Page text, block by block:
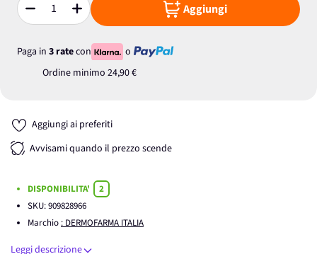
Quantità Aggiungi
Paga in 3 ratecon
o
Ordine minimo 24,90 €
Aggiungi ai preferiti
Avvisami quando il prezzo scende
DISPONIBILITA'
2
SKU:909828966
Marchio : DERMOFARMA ITALIA
Leggi descrizione